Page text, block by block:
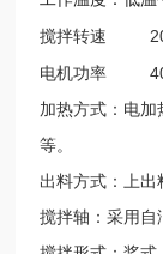
搅拌转速 20-
电机功率
加热方式：电
等。
出料方式：上出
搅拌轴：采用自